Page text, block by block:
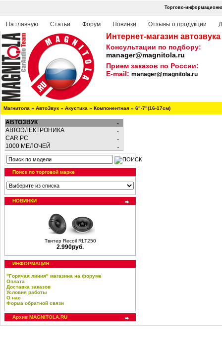
Торгово-
На главную Статьи Форум Новинки Отзывы о продукции
Интернет-магазин
Консультации по подбору:
manager@magnitola.ru
Прием заказов по России:
E-mail: manager@magnitola.ru
Магнитола » АвтоЗвук » Акустика » Компонентная » 6"-7"(16-17см)
АВТОЗВУК
АВТОЭЛЕКТРОНИКА
CAR PC
1000 МЕЛОЧЕЙ
Поиск по торговой марке
НОВИНКИ
Твитер Recoil RLT250
2.990руб.
ИНФОРМАЦИЯ:
"Горячая линия" магазина на форуме
Оплата
Доставка заказов
Условия работы
О нас
Форма обратной связи
Архив MAGNITOLA.RU